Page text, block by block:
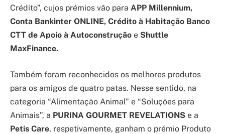
Crédito”, cujos prémios vão para APP Millennium,
Conta Bankinter ONLINE, Crédito à Habitação Banco
CTT de Apoio à Autoconstrução e Shuttle
MaxFinance.
Também foram reconhecidos os melhores produtos
para os amigos de quatro patas. Nesse sentido, na
categoria “Alimentação Animal” e “Soluções para
Animais”, a PURINA GOURMET REVELATIONS e a
Petis Care, respetivamente, ganham o prémio Produto